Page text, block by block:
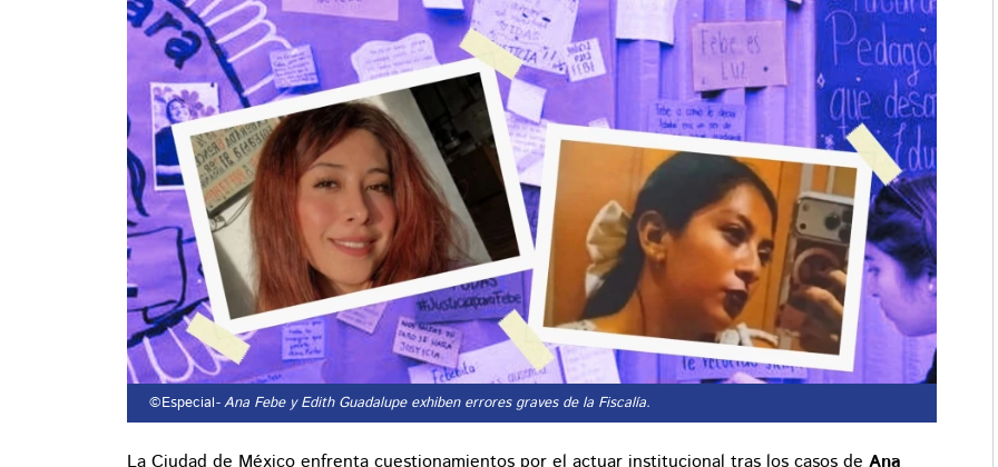
©Especial- Ana Febe y Edith Guadalupe exhiben errores graves de la Fiscalía.